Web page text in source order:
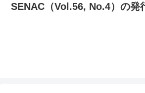
SENAC（Vol.56, No.4）の発